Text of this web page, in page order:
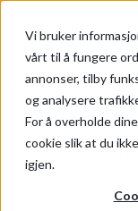
Vi bruker
vårt til å fungere
annonser, tilby
og analysere
For å overholde
cookie slik at du
igjen.
Logg inn
Logg